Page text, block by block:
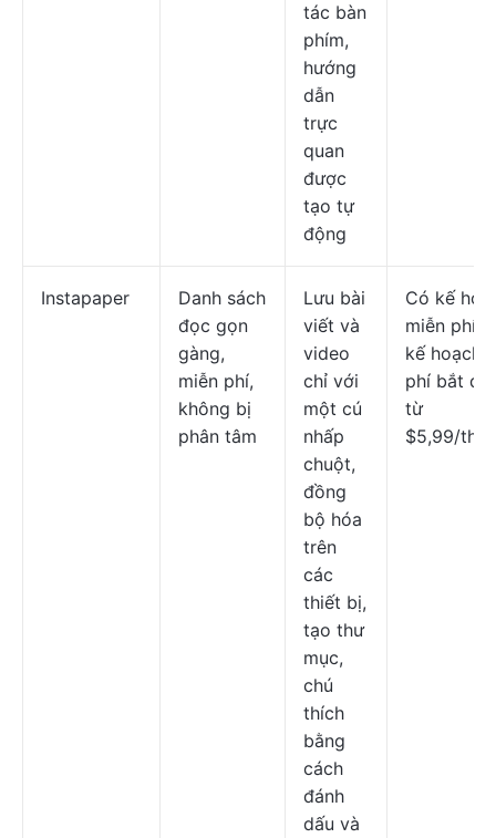
tác bàn
phím,
hướng
dẫn
trực
quan
được
tạo tự
động
Instapaper
Danh sách
đọc gọn
gàng,
miễn phí,
không bị
phân tâm
Lưu bài
viết và
video
chỉ với
một cú
nhấp
chuột,
đồng
bộ hóa
trên
các
thiết bị,
tạo thư
mục,
chú
thích
bằng
cách
đánh
dấu và
Có kế
miễn phí;
kế hoạch
phí bắt
từ
$5,99/